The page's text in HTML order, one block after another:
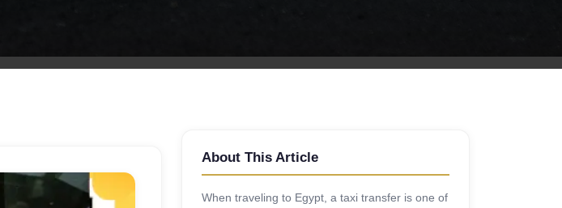
About This Article
When traveling to Egypt, a taxi transfer is one of